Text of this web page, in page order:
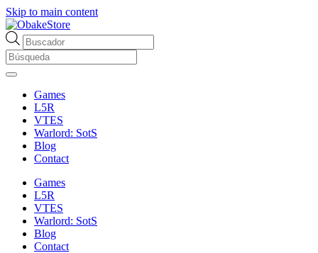
Skip to main content
Búsqueda
de
productos
Games
L5R
VTES
Warlord: SotS
Blog
Contact
Games
L5R
VTES
Warlord: SotS
Blog
Contact